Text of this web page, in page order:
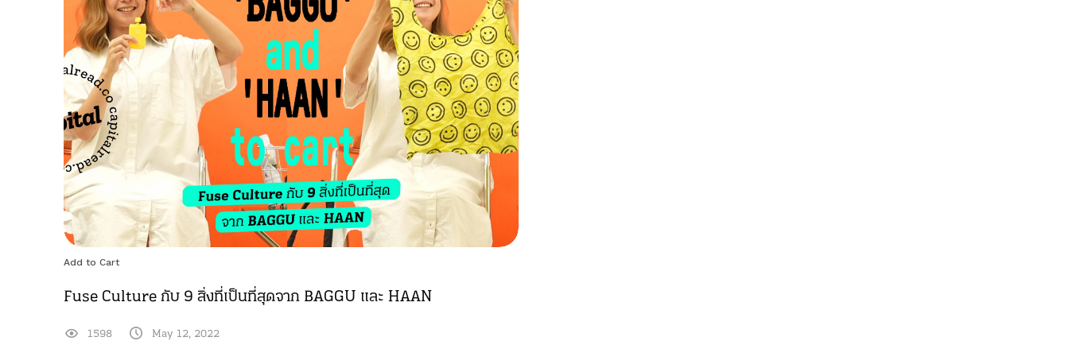
Add to Cart
Fuse Culture กับ 9 สิ่งที่เป็นที่สุดจาก BAGGU และ HAAN
1598 May 12, 2022